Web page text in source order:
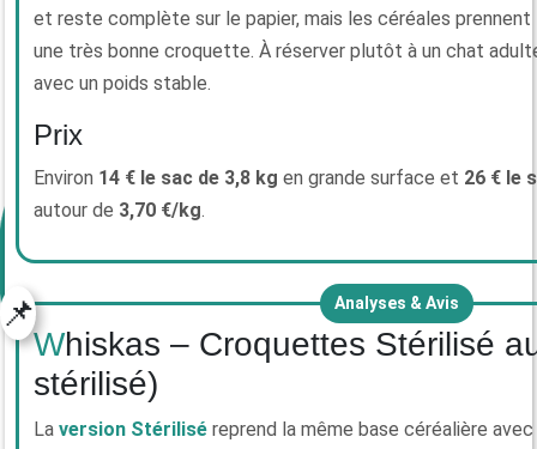
et reste complète sur le papier, mais les céréales
une très bonne croquette. À réserver plutôt à un chat
avec un poids stable.
Prix
Environ 14 € le sac de 3,8 kg en grande surface et 26 € le
autour de 3,70 €/kg.
Analyses & Avis
📌
Whiskas – Croquettes Stérilisé au poulet (chat
stérilisé)
La version Stérilisé reprend la même base céréalière